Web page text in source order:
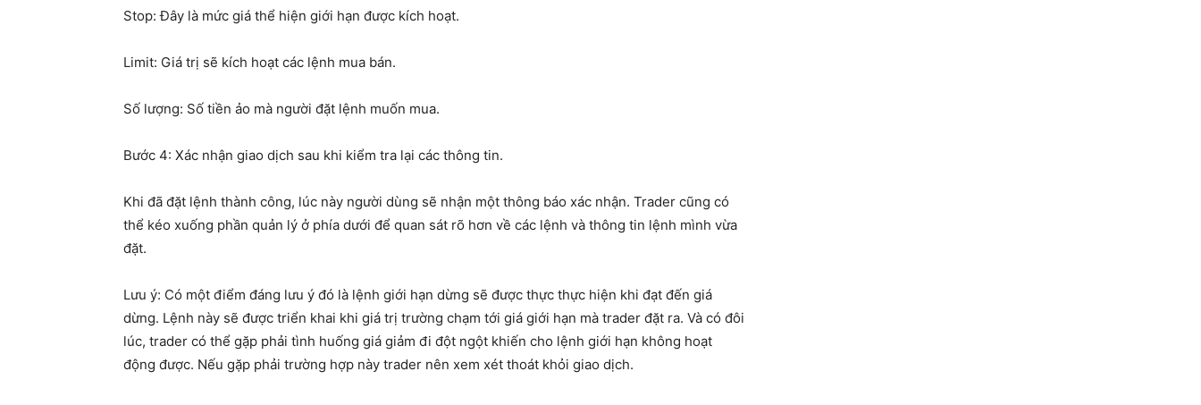
Stop: Đây là mức giá thể hiện giới hạn được kích hoạt.
Limit: Giá trị sẽ kích hoạt các lệnh mua bán.
Số lượng: Số tiền ảo mà người đặt lệnh muốn mua.
Bước 4: Xác nhận giao dịch sau khi kiểm tra lại các thông tin.
Khi đã đặt lệnh thành công, lúc này người dùng sẽ nhận một thông báo xác nhận. Trader cũng có
thể kéo xuống phần quản lý ở phía dưới để quan sát rõ hơn về các lệnh và thông tin lệnh mình vừa
đặt.
Lưu ý: Có một điểm đáng lưu ý đó là lệnh giới hạn dừng sẽ được thực thực hiện khi đạt đến giá
dừng. Lệnh này sẽ được triển khai khi giá trị trường chạm tới giá giới hạn mà trader đặt ra. Và có đôi
lúc, trader có thể gặp phải tình huống giá giảm đi đột ngột khiến cho lệnh giới hạn không hoạt
động được. Nếu gặp phải trường hợp này trader nên xem xét thoát khỏi giao dịch.